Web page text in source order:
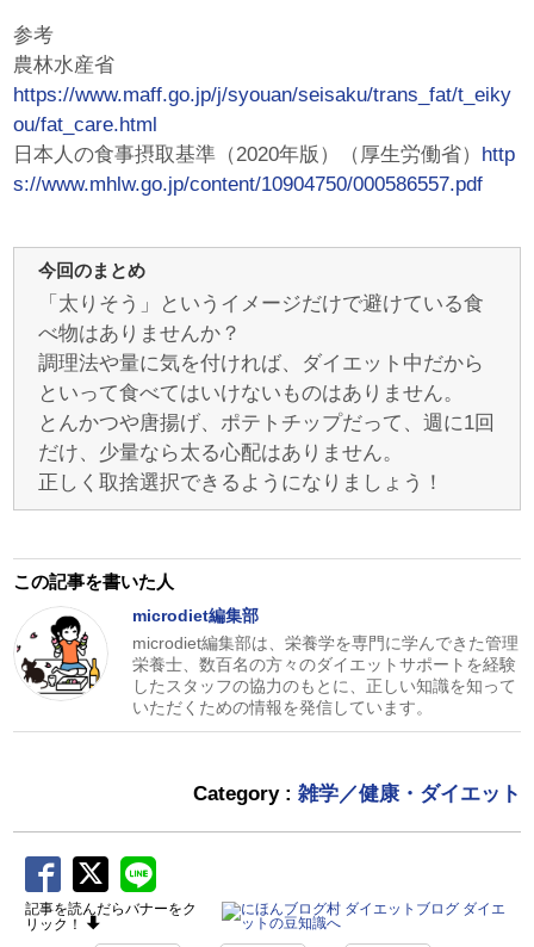
参考
農林水産省
https://www.maff.go.jp/j/syouan/seisaku/trans_fat/t_eiky
ou/fat_care.html
日本人の食事摂取基準（2020年版）（厚生労働省） http
s://www.mhlw.go.jp/content/10904750/000586557.pdf
今回のまとめ
「太りそう」というイメージだけで避けている食
べ物はありませんか？
調理法や量に気を付ければ、ダイエット中だから
といって食べてはいけないものはありません。
とんかつや唐揚げ、ポテトチップだって、週に1回
だけ、少量なら太る心配はありません。
正しく取捨選択できるようになりましょう！
この記事を書いた人
microdiet編集部
microdiet編集部は、栄養学を専門に学んできた管理
栄養士、数百名の方々のダイエットサポートを経験
したスタッフの協力のもとに、正しい知識を知って
いただくための情報を発信しています。
Category : 雑学／健康・ダイエット
記事を読んだらバナーをク
リック！